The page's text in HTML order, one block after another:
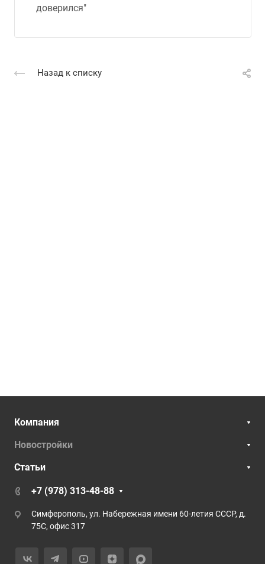
доверился"
Назад к списку
Компания
Новостройки
Статьи
+7 (978) 313-48-88
Симферополь, ул. Набережная имени 60-летия СССР, д.
75С, офис 317